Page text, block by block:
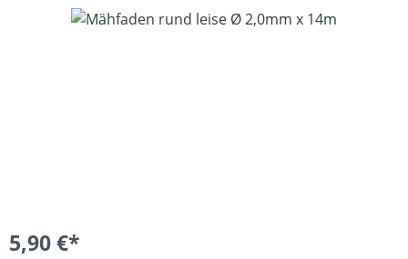
Bildergalerie überspringen
5,90 €*